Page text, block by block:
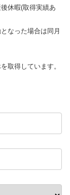
休暇(取得実績あ
なった場合は同月
取得しています。